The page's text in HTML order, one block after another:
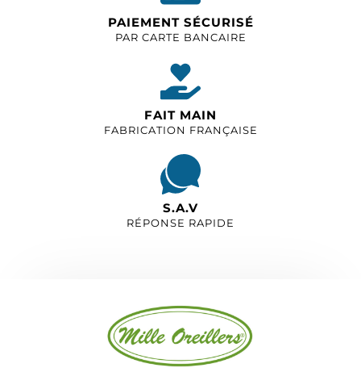
PAIEMENT SÉCURISÉ
PAR CARTE BANCAIRE
FAIT MAIN
FABRICATION FRANÇAISE
S.A.V
RÉPONSE RAPIDE